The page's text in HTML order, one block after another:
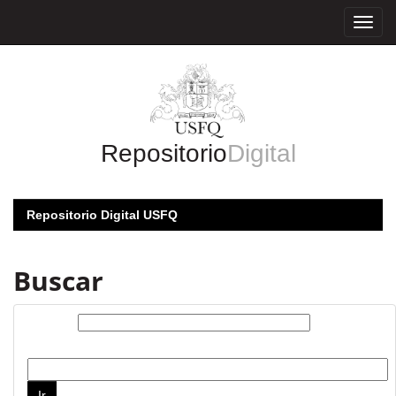
RepositorioDigital
Repositorio Digital USFQ
Buscar